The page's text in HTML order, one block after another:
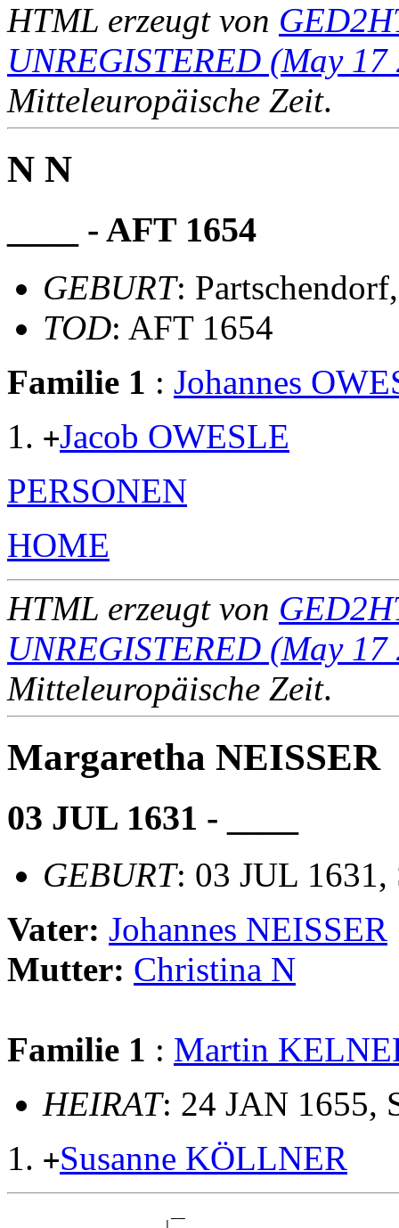
HTML erzeugt von
UNREGISTERED (May 17
Mitteleuropäische Zeit.
N N
____ - AFT 1654
GEBURT:
TOD: AFT 1654
Familie 1 : Johannes
+Jacob OWESLE
PERSONEN
HOME
HTML erzeugt von
UNREGISTERED (May 17
Mitteleuropäische Zeit.
Margaretha NEISSER
03 JUL 1631 - ____
GEBURT: 03 JUL 1631,
Vater: Johannes NEISSER
Mutter: Christina N
Familie 1 : Martin
HEIRAT: 24 JAN 1655,
+Susanne KÖLLNER